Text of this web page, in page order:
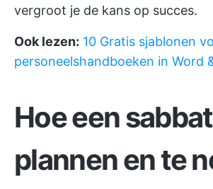
vergroot je de kans op succes.
Ook lezen: 10 Gratis sjablonen
personeelshandboeken in Word
Hoe een
plannen en te